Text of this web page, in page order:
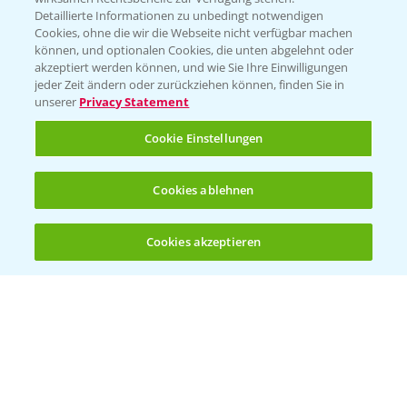
(noch 4)
Folgen Sie uns
Allgemeine Nutzungsbedingungen
Datenschutzerklärung
Impressum
Gebrauchshinweise
© Bayer CropScience Deutschland GmbH
Detaillierte Informationen zu unbedingt notwendigen
Cookies, ohne die wir die Webseite nicht verfügbar machen
können, und optionalen Cookies, die unten abgelehnt oder
akzeptiert werden können, und wie Sie Ihre Einwilligungen
jeder Zeit ändern oder zurückziehen können, finden Sie in
unserer Privacy Statement
Cookie Einstellungen
Cookies ablehnen
Cookies akzeptieren